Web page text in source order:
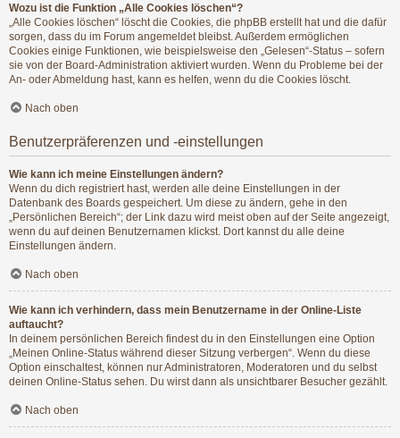
Wozu ist die Funktion „Alle Cookies löschen“?
„Alle Cookies löschen“ löscht die Cookies, die phpBB erstellt hat und die dafür
sorgen, dass du im Forum angemeldet bleibst. Außerdem ermöglichen
Cookies einige Funktionen, wie beispielsweise den „Gelesen“-Status – sofern
sie von der Board-Administration aktiviert wurden. Wenn du Probleme bei der
An- oder Abmeldung hast, kann es helfen, wenn du die Cookies löscht.
Nach oben
Benutzerpräferenzen und -einstellungen
Wie kann ich meine Einstellungen ändern?
Wenn du dich registriert hast, werden alle deine Einstellungen in der
Datenbank des Boards gespeichert. Um diese zu ändern, gehe in den
„Persönlichen Bereich“; der Link dazu wird meist oben auf der Seite angezeigt,
wenn du auf deinen Benutzernamen klickst. Dort kannst du alle deine
Einstellungen ändern.
Nach oben
Wie kann ich verhindern, dass mein Benutzername in der Online-Liste
auftaucht?
In deinem persönlichen Bereich findest du in den Einstellungen eine Option
„Meinen Online-Status während dieser Sitzung verbergen“. Wenn du diese
Option einschaltest, können nur Administratoren, Moderatoren und du selbst
deinen Online-Status sehen. Du wirst dann als unsichtbarer Besucher gezählt.
Nach oben